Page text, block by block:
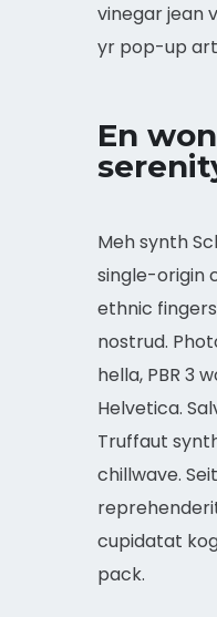
vinegar jean
yr pop-up
En
Meh synth
single-origin
ethnic
nostrud.
hella, PBR 3
Helvetica.
Truffaut
chillwave.
cupidatat
pack.